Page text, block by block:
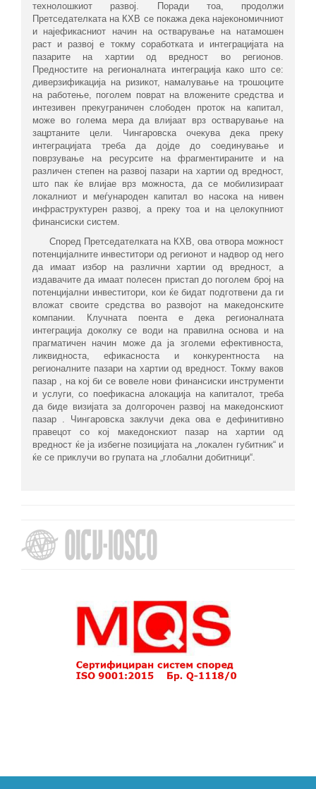
технолошкиот развој. Поради тоа, продолжи
Претседателката на КХВ се покажа дека најекономичниот
и најефикасниот начин на остварување на натамошен
раст и развој е токму соработката и интеграцијата на
пазарите на хартии од вредност во регионов.
Предностите на регионалната интеграција како што се:
диверзификација на ризикот, намалување на трошоците
на работење, поголем поврат на вложените средства и
интезивен прекуграничен слободен проток на капитал,
може во голема мера да влијаат врз остварување на
зацртаните цели. Чингаровска очекува дека преку
интеграцијата треба да дојде до соединување и
поврзување на ресурсите на фрагментираните и на
различен степен на развој пазари на хартии од вредност,
што пак ќе влијае врз можноста, да се мобилизираат
локалниот и меѓународен капитал во насока на нивен
инфраструктурен развој, а преку тоа и на целокупниот
финансиски систем.
Според Претседателката на КХВ, ова отвора можност
потенцијалните инвеститори од регионот и надвор од него
да имаат избор на различни хартии од вредност, а
издавачите да имаат полесен пристап до поголем број на
потенцијални инвеститори, кои ќе бидат подготвени да ги
вложат своите средства во развојот на македонските
компании. Клучната поента е дека регионалната
интеграција доколку се води на правилна основа и на
прагматичен начин може да ја зголеми ефективноста,
ликвидноста, ефикасноста и конкурентноста на
регионалните пазари на хартии од вредност. Токму ваков
пазар , на кој би се вовеле нови финансиски инструменти
и услуги, со поефикасна алокација на капиталот, треба
да биде визијата за долгорочен развој на македонскиот
пазар . Чингаровска заклучи дека ова е дефинитивно
правецот со кој македонскиот пазар на хартии од
вредност ќе ја избегне позицијата на „локален губитник“ и
ќе се приклучи во групата на „глобални добитници“.​​​​​